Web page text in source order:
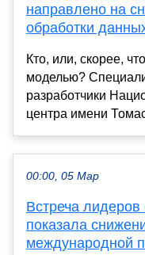
направлено на
обработки
Кто, или, скорее,
моделью?
разработчики
центра имени
00:00, 05 Мар
Встреча лидеров
показала
международной